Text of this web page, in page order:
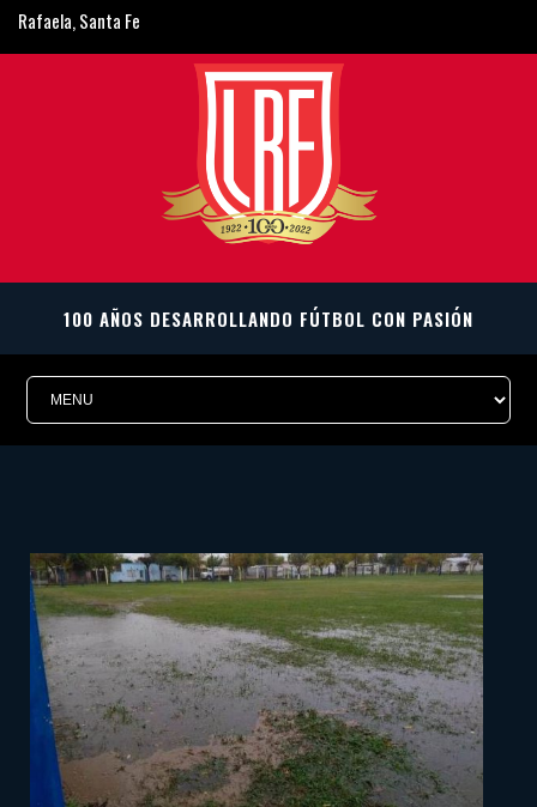
Rafaela, Santa Fe
ligarafaelina@gmail.com